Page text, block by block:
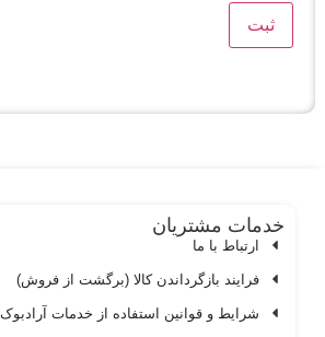
خدمات مشتریان
ارتباط با ما
فرایند بازگرداندن کالا (برگشت از فروش)
شرایط و قوانین استفاده از خدمات آرادبوک